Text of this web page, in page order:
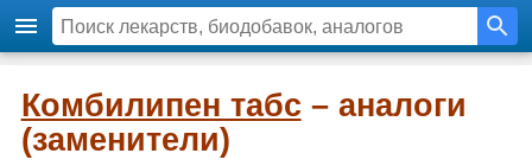
Комбилипен табс – аналоги
(заменители)